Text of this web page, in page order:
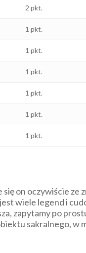
2 pkt.
1 pkt.
1 pkt.
1 pkt.
1 pkt.
1 pkt.
1 pkt.
on oczywiście ze
wiele legend i
zapytamy po
sakralnego, w